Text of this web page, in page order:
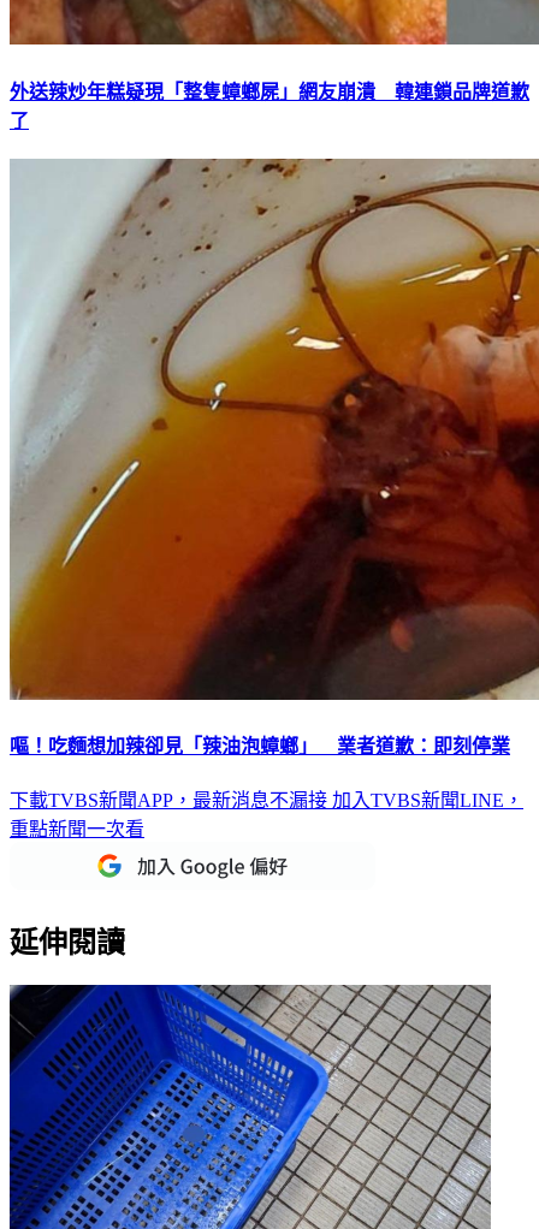
外送辣炒年糕疑現「整隻蟑螂屍」網友崩潰 韓連鎖品牌道歉
了
嘔！吃麵想加辣卻見「辣油泡蟑螂」 業者道歉：即刻停業
下載TVBS新聞APP，最新消息不漏接 加入TVBS新聞LINE，
重點新聞一次看
延伸閱讀